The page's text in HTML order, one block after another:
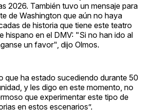
2026. También tuvo un mensaje para
de Washington que aún no haya
de historia que tiene este teatro
hispano en el DMV: "Si no han ido al
un favor", dijo Olmos.
que ha estado sucediendo durante 50
y les digo en este momento, no
que experimentar este tipo de
en estos escenarios”.